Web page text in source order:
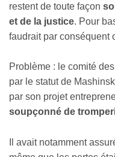
restent de toute façon
et de la justice. Pour
faudrait par conséquent
Problème : le comité
par le statut de
par son projet
soupçonné de
Il avait notamment